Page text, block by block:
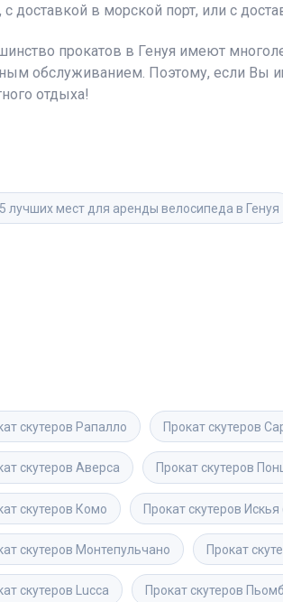
с доставкой в морской порт, или с
прокатов в Генуя имеют
обслуживанием. Поэтому, если Вы
отдыха!
лучших мест для аренды велосипеда в Генуя
скутеров Рапалло Прокат скутеров
скутеров Аверса Прокат скутеров
скутеров Комо Прокат скутеров Искья
скутеров Монтепульчано Прокат
скутеров Lucca Прокат скутеров